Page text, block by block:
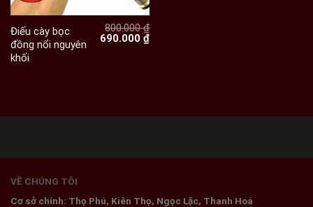
Điếu cày bọc
đồng nổi nguyên
khối
800.000₫
Giá
690.000₫Giá
VỀ CHÚNG TÔI
Cơ sở chính: Thọ Phú, Kiên Thọ, Ngọc Lặc, Thanh Hoá